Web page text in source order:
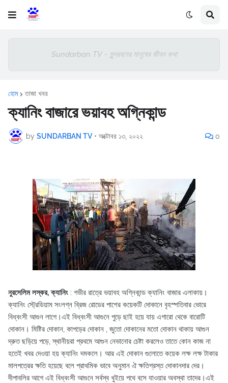
Sundarban TV - সুন্দরবনের মানুষের জীবন কথা
হোম তাজা খবর
ক্যানিং বাজারে ভয়াবহ অগ্নিকান্ড
by SUNDARBAN TV • অক্টোবর ১৩, ২০২২ 0
নুরসেলিম লস্কর, ক্যানিং : গভীর রাত্রে ভয়াবহ অগ্নিকান্ড ক্যানিং বাজার এলাকায়।
ক্যানিং স্ট্রেডিয়াম সংলগ্ন ব্রিজ রোডের পাশের কয়েকটি দোকানে বৃহস্পতিবার ভোরে
বিধ্বংসী আগুন লাগে।এই বিধ্বংসী আগুনে পুড়ে ছাই হয়ে যায় এগারো থেকে বারোটি
দোকান। মিষ্টির দোকান, কাপড়ের দোকান , জুতো দোকানের মতো দোকান থাকায় আগুন
দ্রুত ছড়িয়ে পড়ে, স্থানীয়রা প্রথমে আগুন নেভানোর চেষ্টা করলেও তাতে কোন কাজ না
হতেই খবর দেওয়া হয় ক্যানিং দমকলে। আর এই দোকান গুলোতে কয়েক লক্ষ লক্ষ টাকার
মালপত্রের ক্ষতি হয়েছে বলে প্রাথমিক ভাবে অনুমান ঐ ক্ষতিগ্রস্ত দোকানদার দের।
দীপাবলির আগে এই বিধ্বংসী আগুনে সর্বস্ব খুইয়ে পথে বসে যাওয়ার অবস্থা তাদের।এই